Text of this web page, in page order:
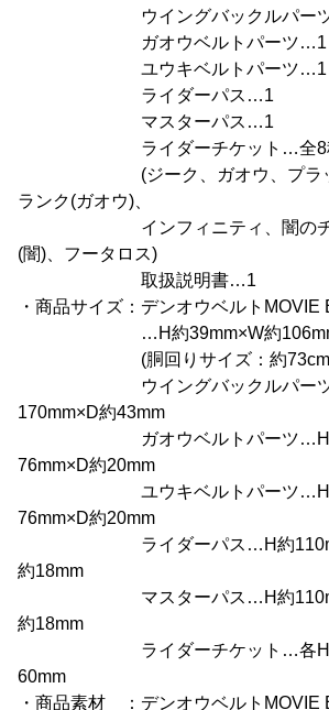
ウイングバックルパー
ガオウベルトパーツ…1
ユウキベルトパーツ…1
ライダーパス…1
マスターパス…1
ライダーチケット…全8
(ジーク、ガオウ、プラット
ランク(ガオウ)、
インフィニティ、闇のチケ
(闇)、フータロス)
取扱説明書…1
・商品サイズ：デンオウベルトMOVIE
…H約39mm×W約
(胴回りサイズ：約73cm～
ウイングバックルパーツ
170mm×D約43mm
ガオウベルトパーツ…H約
76mm×D約20mm
ユウキベルトパーツ…H約
76mm×D約20mm
ライダーパス…H約
約18mm
マスターパス…H約
約18mm
ライダーチケット…各H約
60mm
・商品素材 ：デンオウベルトMOVIE